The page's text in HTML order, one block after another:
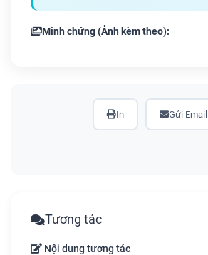
Minh chứng (Ảnh kèm theo):
In Gửi Email
Tương tác
Nội dung tương tác